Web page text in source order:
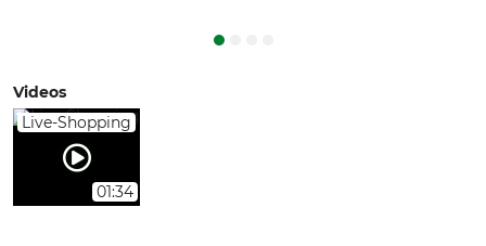
Videos
Live-Shopping
01:34